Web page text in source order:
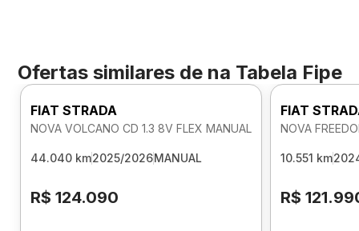
Ofertas similares de na Tabela Fipe
FIAT STRADA
NOVA VOLCANO CD 1.3 8V FLEX MANUAL
44.040 km2025/2026MANUAL
R$ 124.090
FIAT
NOVA
10.551 km
R$